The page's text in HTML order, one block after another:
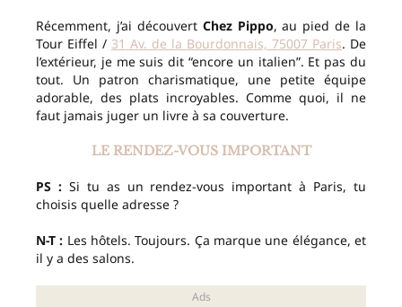
Récemment, j’ai découvert Chez Pippo, au pied de la
Tour Eiffel / 31 Av. de la Bourdonnais, 75007 Paris. De
l’extérieur, je me suis dit “encore un italien”. Et pas du
tout. Un patron charismatique, une petite équipe
adorable, des plats incroyables. Comme quoi, il ne
faut jamais juger un livre à sa couverture.
LE RENDEZ-VOUS IMPORTANT
PS :Si tu as un rendez-vous important à Paris, tu
choisis quelle adresse ?
N-T : Les hôtels. Toujours. Ça marque une élégance, et
il y a des salons.